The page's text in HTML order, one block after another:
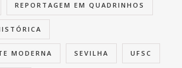
REPORTAGEM EM QUADRINHOS
MODERNA SEVILHA UFSC